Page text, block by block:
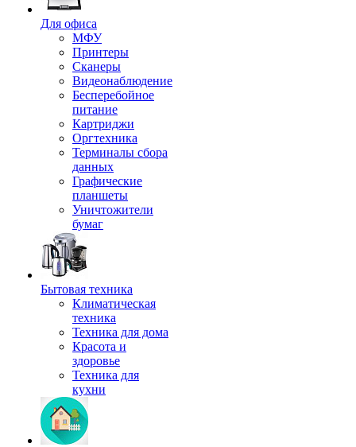
Для офиса
МФУ
Принтеры
Сканеры
Видеонаблюдение
Бесперебойное
питание
Картриджи
Оргтехника
Терминалы сбора
данных
Графические
планшеты
Уничтожители
бумаг
Бытовая техника
Климатическая
техника
Техника для дома
Красота и
здоровье
Техника для
кухни